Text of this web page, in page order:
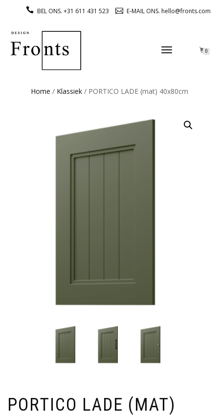
BEL ONS. +31 611 431 523 E-MAIL ONS. hello@fronts.com
TOGGLE
0
Home / Klassiek / PORTICO LADE (mat) 40x80cm
PORTICO LADE (MAT)